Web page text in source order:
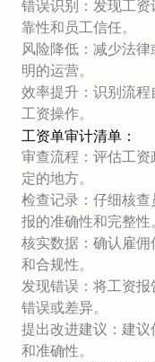
错误识别：发现工
靠性和员工信任。
风险降低：减少法
明的运营。
效率提升：识别流
工资操作。
工资单审计清单：
审查流程：评估工
定的地方。
检查记录：仔细核
报的准确性和完整性
核实数据：确认雇
和合规性。
发现错误：将工资
错误或差异。
提出改进建议：建
和准确性。